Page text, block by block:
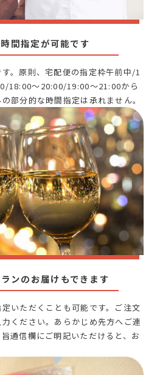
間指定が可能です
。原則、宅配便の指定枠午前中/1
18:00～20:00/19:00～21:00から
部分的な時間指定は承れません。
ンのお届けもできます
いただくことも可能です。ご注文
ください。あらかじめ先方へご連
通信欄にご明記いただけると、お